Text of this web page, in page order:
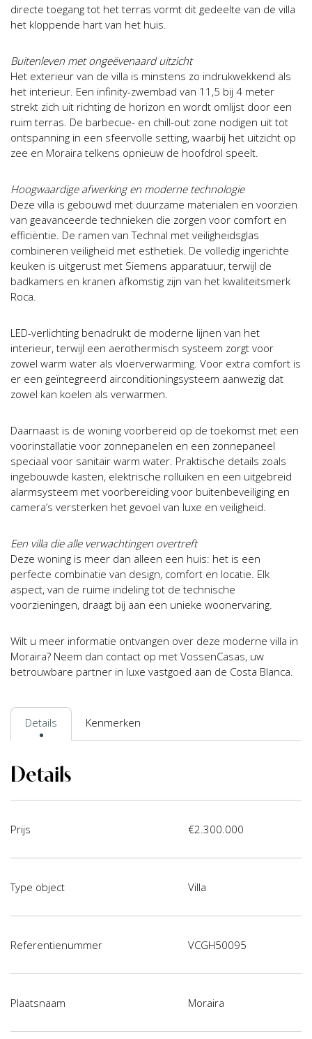
directe toegang tot het terras vormt dit gedeelte van de villa
het kloppende hart van het huis.
Buitenleven met ongeëvenaard uitzicht
Het exterieur van de villa is minstens zo indrukwekkend als
het interieur. Een infinity-zwembad van 11,5 bij 4 meter
strekt zich uit richting de horizon en wordt omlijst door een
ruim terras. De barbecue- en chill-out zone nodigen uit tot
ontspanning in een sfeervolle setting, waarbij het uitzicht op
zee en Moraira telkens opnieuw de hoofdrol speelt.
Hoogwaardige afwerking en moderne technologie
Deze villa is gebouwd met duurzame materialen en voorzien
van geavanceerde technieken die zorgen voor comfort en
efficiëntie. De ramen van Technal met veiligheidsglas
combineren veiligheid met esthetiek. De volledig ingerichte
keuken is uitgerust met Siemens apparatuur, terwijl de
badkamers en kranen afkomstig zijn van het kwaliteitsmerk
Roca.
LED-verlichting benadrukt de moderne lijnen van het
interieur, terwijl een aerothermisch systeem zorgt voor
zowel warm water als vloerverwarming. Voor extra comfort is
er een geïntegreerd airconditioningsysteem aanwezig dat
zowel kan koelen als verwarmen.
Daarnaast is de woning voorbereid op de toekomst met een
voorinstallatie voor zonnepanelen en een zonnepaneel
speciaal voor sanitair warm water. Praktische details zoals
ingebouwde kasten, elektrische rolluiken en een uitgebreid
alarmsysteem met voorbereiding voor buitenbeveiliging en
camera’s versterken het gevoel van luxe en veiligheid.
Een villa die alle verwachtingen overtreft
Deze woning is meer dan alleen een huis: het is een
perfecte combinatie van design, comfort en locatie. Elk
aspect, van de ruime indeling tot de technische
voorzieningen, draagt bij aan een unieke woonervaring.
Wilt u meer informatie ontvangen over deze moderne villa in
Moraira? Neem dan contact op met VossenCasas, uw
betrouwbare partner in luxe vastgoed aan de Costa Blanca.
Details Kenmerken
Details
Prijs €2.300.000
Type object Villa
Referentienummer VCGH50095
Plaatsnaam Moraira